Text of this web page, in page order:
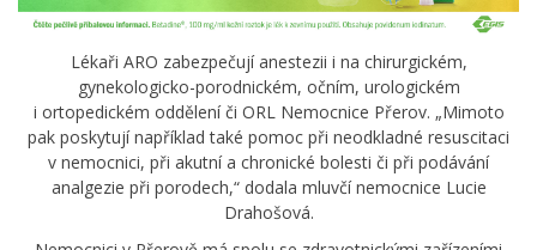
Lékaři ARO zabezpečují anestezii i na chirurgickém,
gynekologicko-porodnickém, očním, urologickém
i ortopedickém oddělení či ORL Nemocnice Přerov. „Mimoto
pak poskytují například také pomoc při neodkladné resuscitaci
v nemocnici, při akutní a chronické bolesti či při podávání
analgezie při porodech,“ dodala mluvčí nemocnice Lucie
Drahošová.